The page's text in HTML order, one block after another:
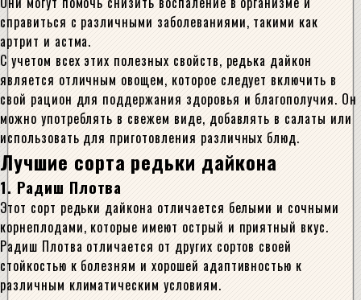
справиться с различными заболеваниями, такими как
артрит и астма.
С учетом всех этих полезных свойств, редька дайкон
является отличным овощем, которое следует включить в
свой рацион для поддержания здоровья и благополучия. Он
можно употреблять в свежем виде, добавлять в салаты или
использовать для приготовления различных блюд.
Лучшие сорта редьки дайкона
1. Радиш Плотва
Этот сорт редьки дайкона отличается белыми и сочными
корнеплодами, которые имеют острый и приятный вкус.
Радиш Плотва отличается от других сортов своей
стойкостью к болезням и хорошей адаптивностью к
различным климатическим условиям.